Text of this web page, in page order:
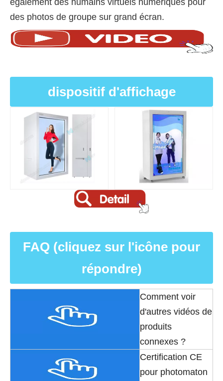
également des humains virtuels numériques pour
des photos de groupe sur grand écran.
dispositif d'affichage
FAQ (cliquez sur l'icône pour
répondre)
Comment voir
d'autres vidéos de
produits
connexes ?
Certification CE
pour photomaton